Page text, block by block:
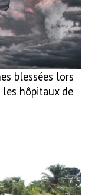
blessées lors
les hôpitaux de